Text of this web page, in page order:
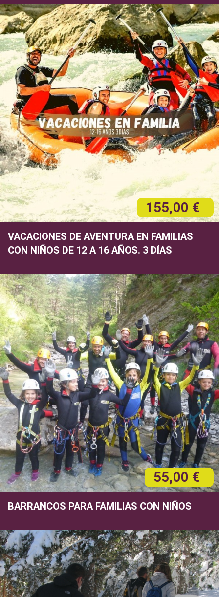
155,00 €
VACACIONES DE AVENTURA EN FAMILIAS
CON NIÑOS DE 12 A 16 AÑOS. 3 DÍAS
55,00 €
BARRANCOS PARA FAMILIAS CON NIÑOS